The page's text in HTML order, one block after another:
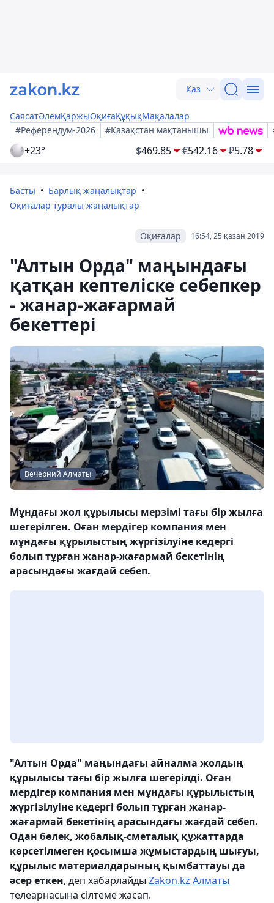
Қаз
СаясатӘлемҚаржыОқиғаҚұқықМақалалар
#Референдум-2026
#Қазақстан мақтанышы
+23° $469.85 €542.16 ₽5.78
Басты
Барлық жаңалықтар
Оқиғалар туралы жаңалықтар
16:54, 25 қазан 2019
Оқиғалар
"Алтын Орда" маңындағы
қатқан кептеліске себепкер
- жанар-жағармай
бекеттері
Вечерний Алматы
Мұндағы жол құрылысы мерзімі тағы бір жылға
шегерілген. Оған мердігер компания мен
мұндағы құрылыстың жүргізілуіне кедергі
болып тұрған жанар-жағармай бекетінің
арасындағы жағдай себеп.
"Алтын Орда" маңындағы айналма жолдың
құрылысы тағы бір жылға шегерілді. Оған
мердігер компания мен мұндағы құрылыстың
жүргізілуіне кедергі болып тұрған жанар-
жағармай бекетінің арасындағы жағдай себеп.
Одан бөлек, жобалық-сметалық құжаттарда
көрсетілмеген қосымша жұмыстардың шығуы,
құрылыс материалдарының қымбаттауы да
әсер еткен, деп хабарлайды Zakon.kz Алматы
телеарнасына сілтеме жасап.